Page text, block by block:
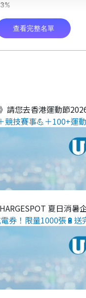
請您去香港運動節
競技賽事💪＋100+運
夏日消暑企
券！限量1000張🔋送